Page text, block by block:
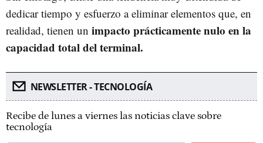
dedicar tiempo y esfuerzo a eliminar elementos que, en
realidad, tienen un impacto prácticamente nulo en la
capacidad total del terminal.
NEWSLETTER - TECNOLOGÍA
Recibe de lunes a viernes las noticias clave sobre
tecnología